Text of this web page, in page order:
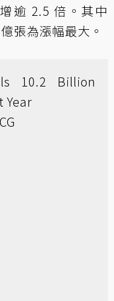
逾 2.5 倍。其中
張為漲幅最大。
10.2 Billion
Year